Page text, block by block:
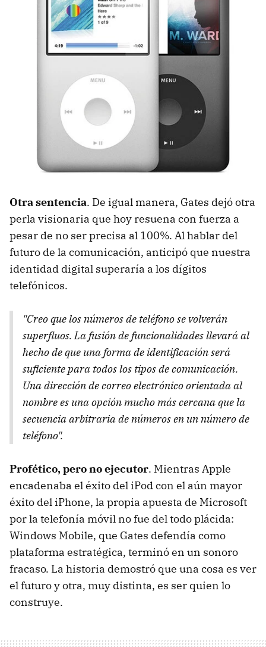
Otra sentencia. De igual manera, Gates dejó otra
perla visionaria que hoy resuena con fuerza a
pesar de no ser precisa al 100%. Al hablar del
futuro de la comunicación, anticipó que nuestra
identidad digital superaría a los dígitos
telefónicos.
"Creo que los números de teléfono se volverán
superfluos. La fusión de funcionalidades llevará al
hecho de que una forma de identificación será
suficiente para todos los tipos de comunicación.
Una dirección de correo electrónico orientada al
nombre es una opción mucho más cercana que la
secuencia arbitraria de números en un número de
teléfono".
Profético, pero no ejecutor. Mientras Apple
encadenaba el éxito del iPod con el aún mayor
éxito del iPhone, la propia apuesta de Microsoft
por la telefonía móvil no fue del todo plácida:
Windows Mobile, que Gates defendía como
plataforma estratégica, terminó en un sonoro
fracaso. La historia demostró que una cosa es ver
el futuro y otra, muy distinta, es ser quien lo
construye.